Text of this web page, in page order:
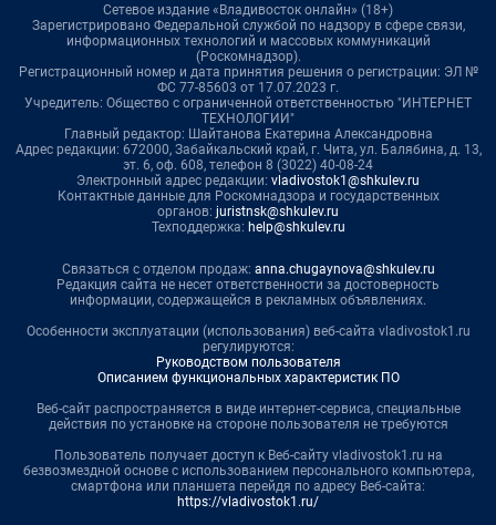
Сетевое издание «Владивосток онлайн» (18+)
Зарегистрировано Федеральной службой по надзору в сфере связи,
информационных технологий и массовых коммуникаций
(Роскомнадзор).
Регистрационный номер и дата принятия решения о регистрации: ЭЛ №
ФС 77-85603 от 17.07.2023 г.
Учредитель: Общество с ограниченной ответственностью "ИНТЕРНЕТ
ТЕХНОЛОГИИ"
Главный редактор: Шайтанова Екатерина Александровна
Адрес редакции: 672000, Забайкальский край, г. Чита, ул. Балябина, д. 13,
эт. 6, оф. 608, телефон 8 (3022) 40-08-24
Электронный адрес редакции: vladivostok1@shkulev.ru
Контактные данные для Роскомнадзора и государственных
органов: juristnsk@shkulev.ru
Техподдержка: help@shkulev.ru
Связаться с отделом продаж: anna.chugaynova@shkulev.ru
Редакция сайта не несет ответственности за достоверность
информации, содержащейся в рекламных объявлениях.
Особенности эксплуатации (использования) веб-сайта vladivostok1.ru
регулируются:
Руководством пользователя
Описанием функциональных характеристик ПО
Веб-сайт распространяется в виде интернет-сервиса, специальные
действия по установке на стороне пользователя не требуются
Пользователь получает доступ к Веб-сайту vladivostok1.ru на
безвозмездной основе с использованием персонального компьютера,
смартфона или планшета перейдя по адресу Веб-сайта:
https://vladivostok1.ru/